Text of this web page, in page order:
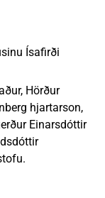
Ísafirði
Hörður
hjartarson,
Einarsdóttir